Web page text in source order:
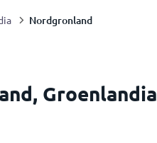
Nordgronland
Groenlandia